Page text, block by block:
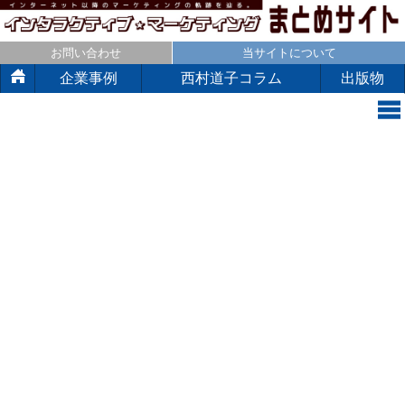
お問い合わせ 当サイトについて
企業事例 西村道子コラム 出版物